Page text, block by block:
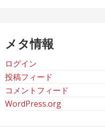
メタ情報
ログイン
投稿フィード
コメントフィード
WordPress.org